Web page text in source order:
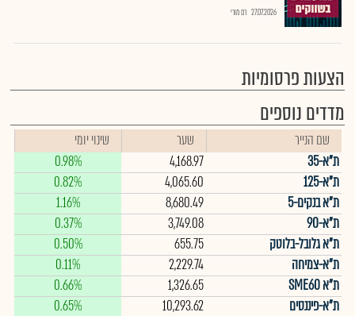
27.07.2026 רם מורי
הצעות פרסומיות
מדדים נוספים
שם הנייר שער
שינוי יומי
ת"א-35
4,168.97
0.98%
ת"א-125
4,065.60
0.82%
ת"א בנקים-5
8,680.49
1.16%
ת"א-90
3,749.08
0.37%
ת"א גלובל-בלוטק
655.75
0.50%
ת"א-צמיחה
2,229.74
0.11%
ת"א SME60
1,326.65
0.66%
ת"א-פיננסים
10,293.62
0.65%